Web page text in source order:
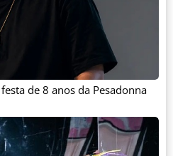
de 8 anos da Pesadonna